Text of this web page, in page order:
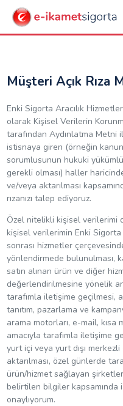
Müşteri Açık Rıza
Enki Sigorta Aracılık
olarak Kişisel Verilerin
tarafından Aydınlatma Metni
istisnaya giren (örneğin
sorumlusunun hukuki
gerekli olması) haller
ve/veya aktarılması
rızanızı talep ediyoruz.
Özel nitelikli kişisel verilerimi
kişisel verilerimin Enki
sonrası hizmetler
yönlendirmede bulunulması,
satın alınan ürün ve diğer
değerlendirilmesine yönelik
tarafımla iletişime geçilmesi,
tanıtım, pazarlama ve
arama motorları, e-mail,
amacıyla tarafımla iletişime
yurt içi veya yurt dışı
aktarılması, özel günlerde
ürün/hizmet sağlayan
belirtilen bilgiler kapsamında
onaylıyorum.